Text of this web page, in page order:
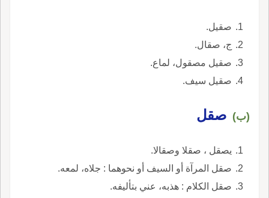
صقيل.
ج، صقال.
صقيل مصقول، لماع.
صقيل سيف.
(ب) صقل
يصقل ، صقلا وصقالا.
صقل المرآة أو السيف أو نحوهما : جلاه، لمعه.
صقل الكلام : هذبه، عني بتأليفه.